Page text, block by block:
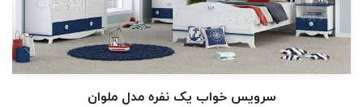
سرویس خواب یک نفره مدل ملوان